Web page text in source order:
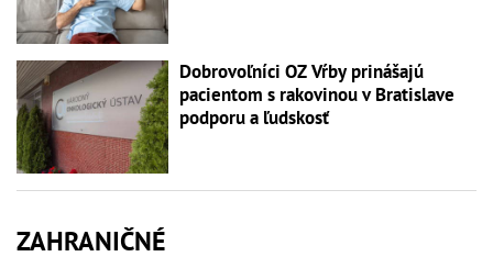
Dobrovoľníci OZ Vŕby prinášajú
pacientom s rakovinou v Bratislave
podporu a ľudskosť
ZAHRANIČNÉ